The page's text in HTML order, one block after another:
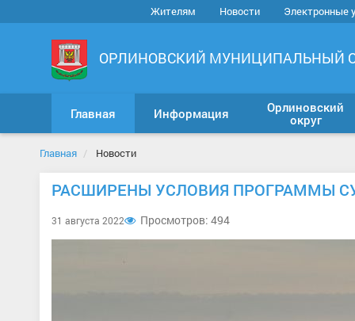
Жителям Новости Электронные
ОРЛИНОВСКИЙ МУНИЦИПАЛЬНЫЙ
Главная Информация
Орлиновский
округ
Главная Новости
РАСШИРЕНЫ УСЛОВИЯ ПРОГРАММЫ
31 августа 2022 Просмотров: 494